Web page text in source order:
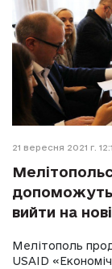
21 вересня 2021 г.
допоможуть
вийти на
Мелітополь
USAID